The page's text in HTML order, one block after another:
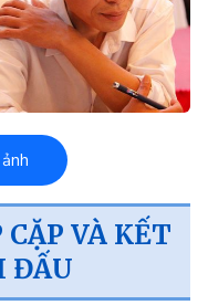
VÀ KẾT
ĐẤU